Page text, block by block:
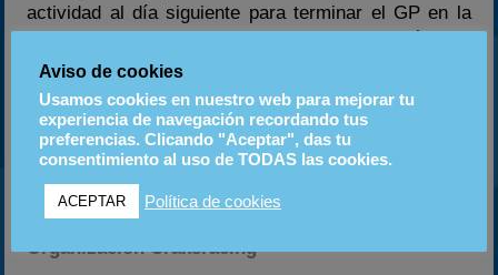
actividad al día siguiente para terminar el GP en la
mañana del domingo con las 3 finales y los pódiums
para dar fin a la primera edición de la Final Nacional
Craksracing.
Recordamos el tema de la deportividad en pista y
donde toda acción no deportiva que sea vista por la
organización conllevará su sanción correspondiente.
Organización Craksracing
Aviso de cookies
Usamos cookies en nuestro web para mejorar tu
experiencia de navegación recordando tus
preferencias. Clicando "Aceptar", das tu
consentimiento al uso de TODAS las cookies.
ACEPTAR Política de cookies